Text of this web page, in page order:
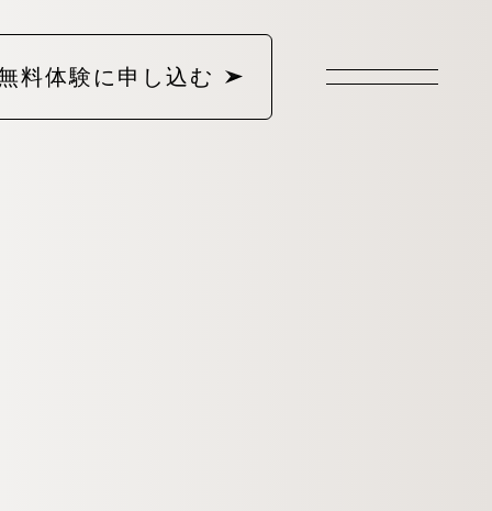
料体験に申し込む